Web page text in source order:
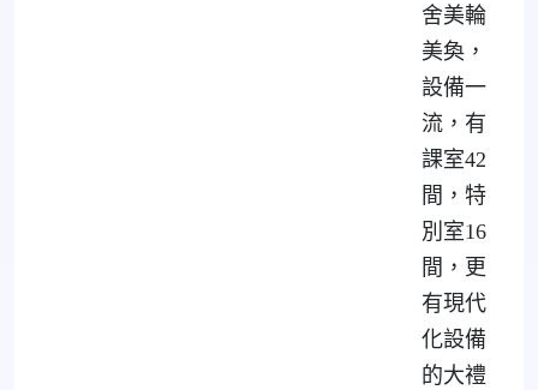
舍美輪
美奐，
設備一
流，有
課室42
間，特
別室16
間，更
有現代
化設備
的大禮